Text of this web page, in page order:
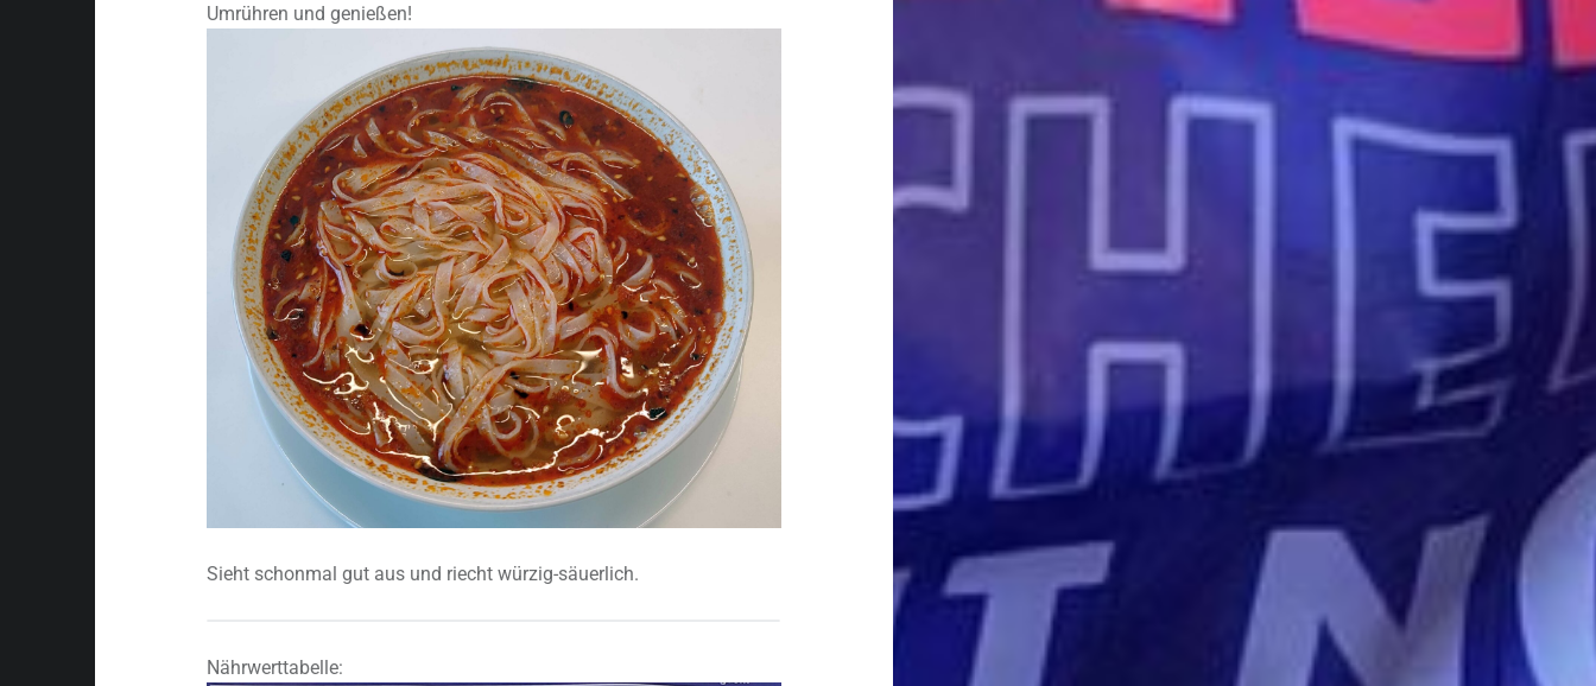
Umrühren und genießen!
Sieht schonmal gut aus und riecht würzig-säuerlich.
Nährwerttabelle: